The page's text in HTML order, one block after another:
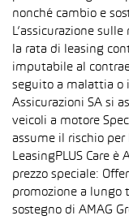
nonché cambio e
L’assicurazione sulle
la rata di leasing
imputabile al
seguito a malattia o
Assicurazioni SA si
veicoli a motore
assume il rischio per
LeasingPLUS Care è
prezzo speciale:
promozione a lungo
sostegno di AMAG